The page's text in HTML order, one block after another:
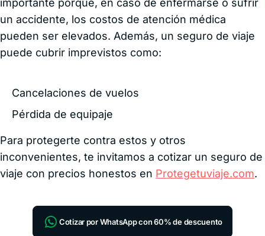
importante porque, en caso de enfermarse o sufrir
un accidente, los costos de atención médica
pueden ser elevados. Además, un seguro de viaje
puede cubrir imprevistos como:
Cancelaciones de vuelos
Pérdida de equipaje
Para protegerte contra estos y otros
inconvenientes, te invitamos a cotizar un seguro de
viaje con precios honestos en Protegetuviaje.com.
Cotizar por WhatsApp con 60% de descuento